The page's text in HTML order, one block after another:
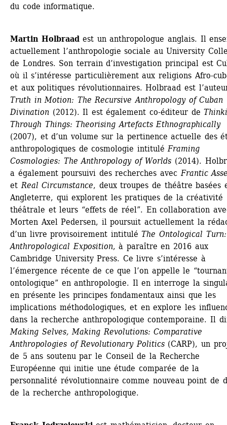
du code informatique.
Martin Holbraadest un anthropologue anglais. Il
actuellement l’anthropologie sociale au University
de Londres. Son terrain d’investigation principal est
où il s’intéresse particulièrement aux religions Afro-
et aux politiques révolutionnaires. Holbraad est
Truth in Motion: The Recursive Anthropology of Cuban
Divination (2012). Il est également co-éditeur de
Through Things: Theorising Artefacts Ethnographically
(2007), et d’un volume sur la pertinence actuelle des
anthropologiques de cosmologie intitulé Framing
Cosmologies: The Anthropology of Worlds (2014).
a également poursuivi des recherches avec Frantic
et Real Circumstance, deux troupes de théâtre basées
Angleterre, qui explorent les pratiques de la créativité
théâtrale et leurs “effets de réel”. En collaboration
Morten Axel Pedersen, il poursuit actuellement la
d’un livre provisoirement intitulé The Ontological
Anthropological Exposition, à paraître en 2016 aux
Cambridge University Press. Ce livre s’intéresse à
l’émergence récente de ce que l’on appelle le
ontologique” en anthropologie. Il en interroge la
en présente les principes fondamentaux ainsi que les
implications méthodologiques, et en explore les
dans la recherche anthropologique contemporaine. Il
Making Selves, Making Revolutions: Comparative
Anthropologies of Revolutionary Politics(CARP), un
de 5 ans soutenu par le Conseil de la Recherche
Européenne qui initie une étude comparée de la
personnalité révolutionnaire comme nouveau point de
de la recherche anthropologique.